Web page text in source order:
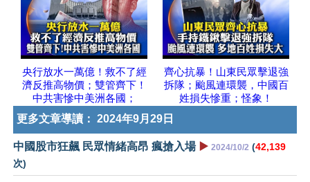
央行放水一萬億！救不了經
濟反推高物價；雙管齊下！
中共害慘中美洲各國；
齊心抗暴！山東民眾擊退強
拆隊；颱風連環襲，中國百
姓損失慘重；怪象！
更多文章導讀： 2024年9月29日
中國股市狂飆 民眾情緒高昂 瘋搶入場 ▶️ 2024/10/2 (42,139
次)